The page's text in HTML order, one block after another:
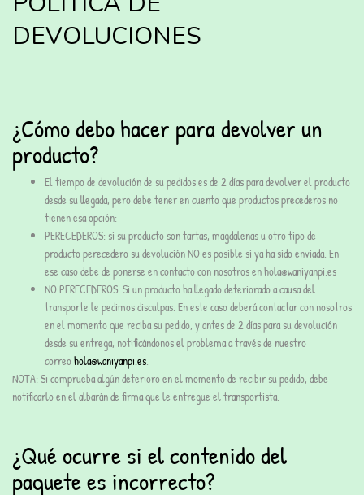
DEVOLUCIONES
¿Cómo debo hacer para devolver un
producto?
El tiempo de devolución de su pedidos es de 2 días para devolver el producto
desde su llegada, pero debe tener en cuento que productos precederos no
tienen esa opción:
PERECEDEROS: si su producto son tartas, magdalenas u otro tipo de
producto perecedero su devolución NO es posible si ya ha sido enviada. En
ese caso debe de ponerse en contacto con nosotros en hola@waniyanpi.es
NO PERECEDEROS: Si un producto ha llegado deteriorado a causa del
transporte le pedimos disculpas. En este caso deberá contactar con nosotros
en el momento que reciba su pedido, y antes de 2 días para su devolución
desde su entrega, notificándonos el problema a través de nuestro
correohola@waniyanpi.es.
NOTA: Si comprueba algún deterioro en el momento de recibir su pedido, debe
notificarlo en el albarán de firma que le entregue el transportista.
¿Qué ocurre si el contenido del
paquete es incorrecto?